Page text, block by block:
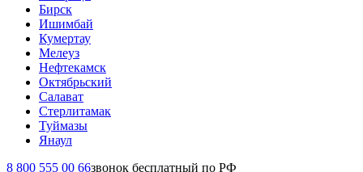
Бирск
Ишимбай
Кумертау
Мелеуз
Нефтекамск
Октябрьский
Салават
Стерлитамак
Туймазы
Янаул
8 800 555 00 66звонок бесплатный по РФ